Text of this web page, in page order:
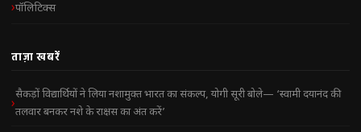
पॉलिटिक्स
ताज़ा खबरें
सैकड़ों विद्यार्थियों ने लिया नशामुक्त भारत का संकल्प, योगी सूरी बोले— ‘स्वामी दयानंद की
तलवार बनकर नशे के राक्षस का अंत करें’